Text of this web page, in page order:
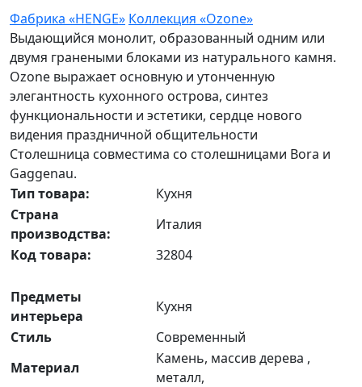
Фабрика «HENGE» Коллекция «Ozone»
Выдающийся монолит, образованный одним или
двумя гранеными блоками из натурального камня.
Ozone выражает основную и утонченную
элегантность кухонного острова, синтез
функциональности и эстетики, сердце нового
видения праздничной общительности
Столешница совместима со столешницами Bora и
Gaggenau.
Тип товара:
Кухня
Страна
производства:
Италия
Код товара:
32804
Предметы
интерьера
Кухня
Стиль
Современный
Материал
Камень, массив дерева ,
металл,